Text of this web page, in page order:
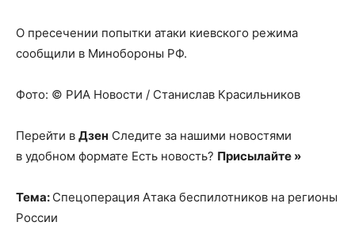
О пресечении попытки атаки киевского режима
сообщили в Минобороны РФ.
Фото: © РИА Новости / Станислав Красильников
Перейти в Дзен Следите за нашими новостями
в удобном формате Есть новость? Присылайте »
Тема: Спецоперация Атака беспилотников на регионы
России